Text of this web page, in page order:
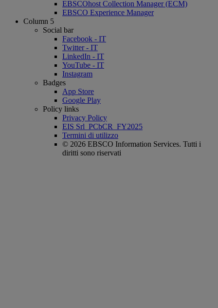
EBSCOhost Collection Manager (ECM)
EBSCO Experience Manager
Column 5
Social bar
Facebook - IT
Twitter - IT
LinkedIn - IT
YouTube - IT
Instagram
Badges
App Store
Google Play
Policy links
Privacy Policy
EIS Srl_PCbCR_FY2025
Termini di utilizzo
© 2026 EBSCO Information Services. Tutti i
diritti sono riservati